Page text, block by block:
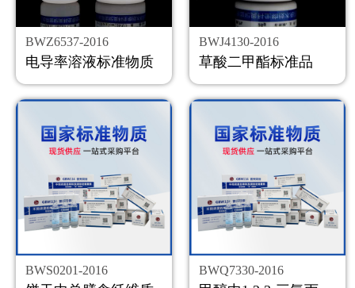
BWZ6537-2016
电导率溶液标准物质
BWJ4130-2016
草酸二甲酯标准品
BWS0201-2016 BWQ7330-2016
会员中心
联系我们
返回主页